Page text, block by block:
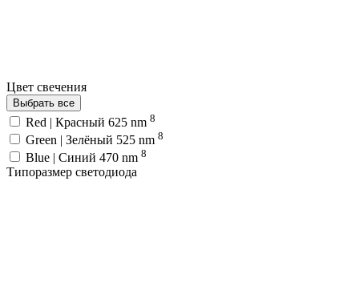
Цвет свечения
Выбрать все
Red | Красный 625 nm 8
Green | Зелёный 525 nm 8
Blue | Синий 470 nm 8
Типоразмер светодиода